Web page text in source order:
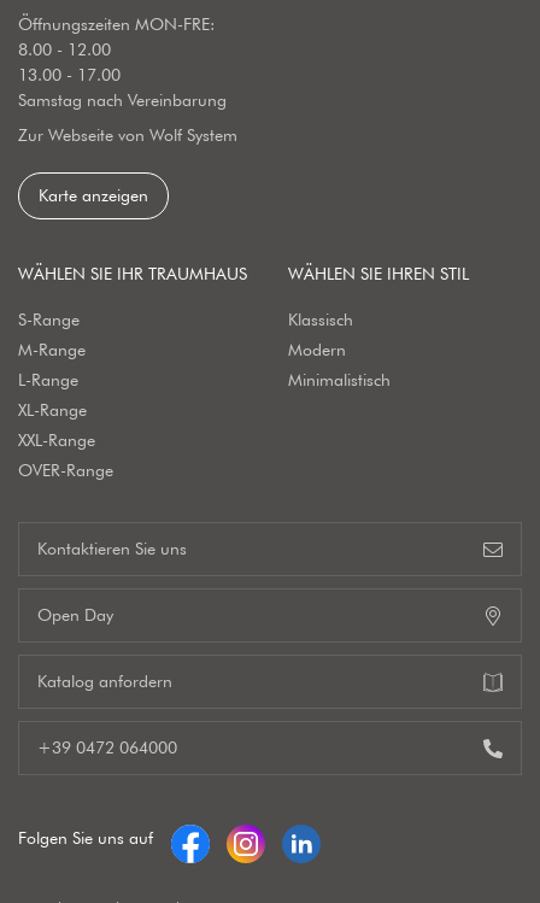
Öffnungszeiten MON-FRE:
8.00 - 12.00
13.00 - 17.00
Samstag nach Vereinbarung
Zur Webseite von Wolf System
Karte anzeigen
WÄHLEN SIE IHR TRAUMHAUS
S-Range
M-Range
L-Range
XL-Range
XXL-Range
OVER-Range
WÄHLEN SIE IHREN STIL
Klassisch
Modern
Minimalistisch
Kontaktieren Sie uns
Open Day
Katalog anfordern
+39 0472 064000
Folgen Sie uns auf